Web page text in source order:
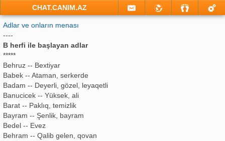
CHAT.CANIM.AZ
Adlar ve onların menası
----
B herfi ile başlayan adlar
*****
Behruz -- Bextiyar
Babek -- Ataman, serkerde
Badam -- Deyerli, gözel, leyaqetli
Banucicek -- Yüksek, ali
Barat -- Paklıq, temizlik
Bayram -- Şenlik, bayram
Bedel -- Evez
Behram -- Qalib gelen, qovan